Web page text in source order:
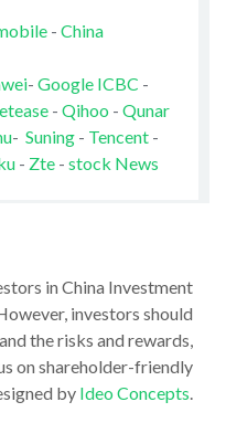
- China
- Google ICBC -
- Qihoo - Qunar
- Suning- Tencent-
- Zte- stock News
in China Investment
investors should
the risks and rewards,
on shareholder-friendly
by Ideo Concepts.